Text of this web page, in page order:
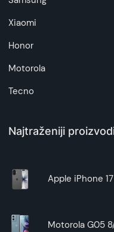
Xiaomi
Honor
Motorola
Tecno
Najtraženiji
Apple iPhone
Motorola G05